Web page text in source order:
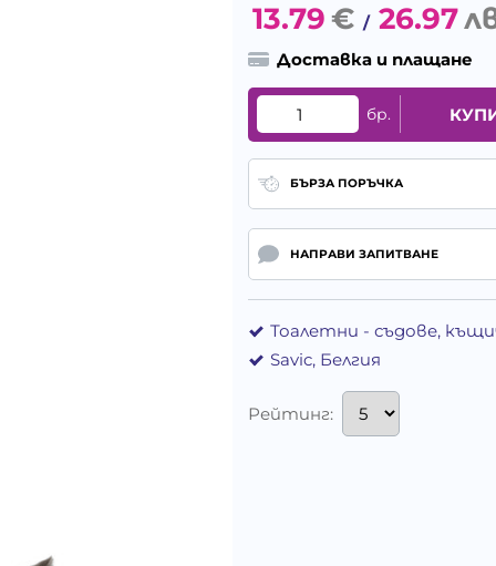
13.79€ / 26.97
Доставка и плащане
бр.
БЪРЗА ПОРЪЧКА
НАПРАВИ ЗАПИТВАНЕ
Тоалетни - съдове,
Savic, Белгия
Рейтинг: